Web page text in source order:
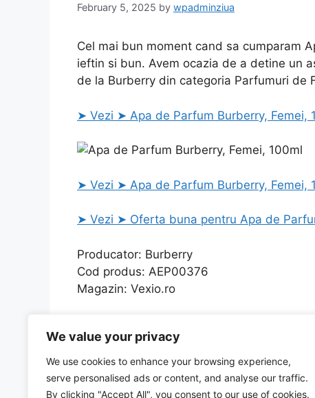
We value your privacy
We use cookies to enhance your browsing experience,
serve personalised ads or content, and analyse our traffic.
By clicking "Accept All", you consent to our use of cookies.
February 5, 2025 by wpadminziua
Cel mai bun moment cand sa cumparam
ieftin si bun. Avem ocazia de a detine un
de la Burberry din categoria Parfumuri de
➤ Vezi ➤ Apa de Parfum Burberry, Femei,
➤ Vezi ➤ Apa de Parfum Burberry, Femei,
➤ Vezi ➤ Oferta buna pentru Apa de
Producator: Burberry
Cod produs: AEP00376
Magazin: Vexio.ro
Toner FS-C5400DN galben cu cel mai
Carioca super lavabila, varf subtire 2.6mm, 12
oferta